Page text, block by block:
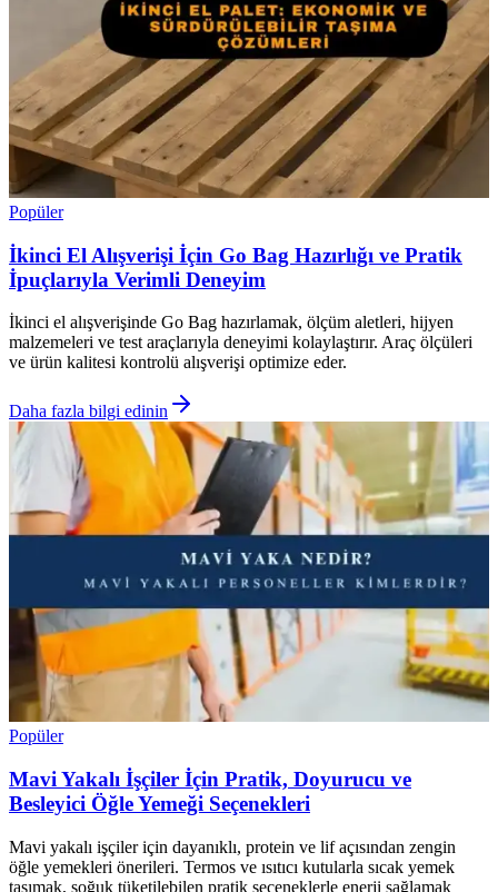
Popüler
İkinci El Alışverişi İçin Go Bag Hazırlığı ve Pratik
İpuçlarıyla Verimli Deneyim
İkinci el alışverişinde Go Bag hazırlamak, ölçüm aletleri, hijyen
malzemeleri ve test araçlarıyla deneyimi kolaylaştırır. Araç ölçüleri
ve ürün kalitesi kontrolü alışverişi optimize eder.
Daha fazla bilgi edinin
Popüler
Mavi Yakalı İşçiler İçin Pratik, Doyurucu ve
Besleyici Öğle Yemeği Seçenekleri
Mavi yakalı işçiler için dayanıklı, protein ve lif açısından zengin
öğle yemekleri önerileri. Termos ve ısıtıcı kutularla sıcak yemek
taşımak, soğuk tüketilebilen pratik seçeneklerle enerji sağlamak